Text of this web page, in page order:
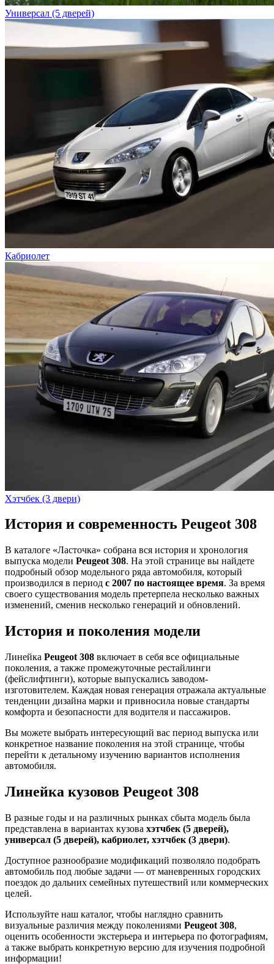
Универсал (5 дверей)
Кабриолет
Хэтчбек (3 двери)
История и современность Peugeot 308
В каталоге «Ласточка» собрана вся история и хронология
выпуска модели Peugeot 308. На этой странице вы найдете
подробный обзор модельного ряда автомобиля, который
производился в период с 2007 по настоящее время. За время
своего существования модель претерпела несколько важных
изменений, сменив несколько генераций и обновлений.
История и поколения модели
Линейка Peugeot 308 включает в себя все официальные
поколения, а также промежуточные рестайлинги
(фейслифтинги), которые выпускались заводом-
изготовителем. Каждая новая генерация отражала актуальные
тенденции дизайна марки и привносила новые стандарты
комфорта и безопасности для водителя и пассажиров.
Вы можете выбрать интересующий вас период выпуска или
конкретное название поколения на этой странице, чтобы
перейти к детальному изучению вариантов исполнения
автомобиля.
Линейка кузовов Peugeot 308
В разные годы и на различных рынках сбыта модель была
представлена в вариантах кузова хэтчбек (5 дверей),
универсал (5 дверей), кабриолет, хэтчбек (3 двери).
Доступное разнообразие модификаций позволяло подобрать
автомобиль под любые задачи — от маневренных городских
поездок до дальних семейных путешествий или коммерческих
целей.
Используйте наш каталог, чтобы наглядно сравнить
визуальные различия между поколениями Peugeot 308,
оценить особенности экстерьера и интерьера по фотографиям,
а также выбрать конкретную версию для изучения подробной
информации!